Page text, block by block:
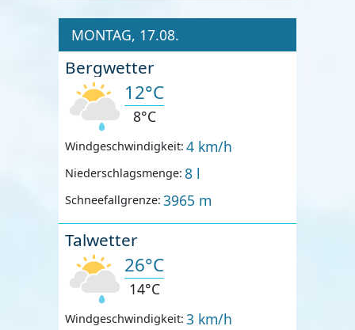
MONTAG, 17.08.
Bergwetter
12°C
8°C
Windgeschwindigkeit: 4 km/h
Niederschlagsmenge: 8 l
Schneefallgrenze: 3965 m
Talwetter
26°C
14°C
Windgeschwindigkeit: 3 km/h